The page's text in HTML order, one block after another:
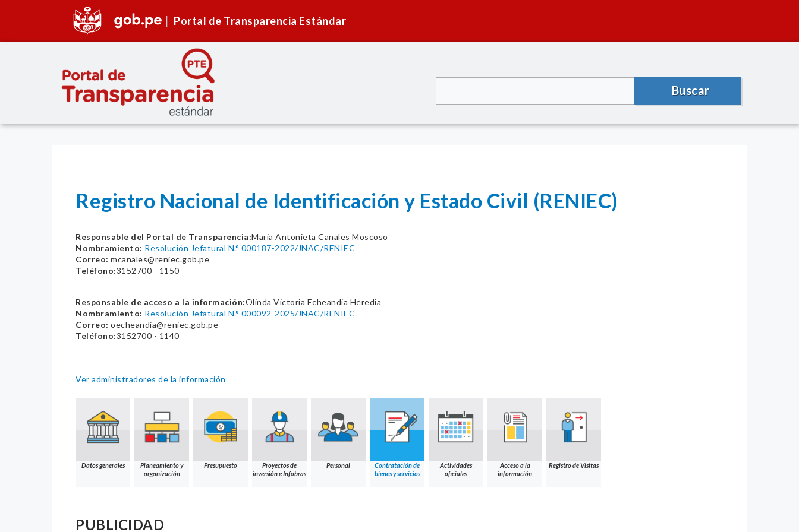
Portal de Transparencia Estándar
Buscar
Registro Nacional de Identificación y Estado Civil (RENIEC)
Responsable del Portal de Transparencia:Maria Antonieta Canales Moscoso
Nombramiento: Resolución Jefatural N.° 000187-2022/JNAC/RENIEC
Correo: mcanales@reniec.gob.pe
Teléfono:3152700 - 1150
Responsable de acceso a la información:Olinda Victoria Echeandia Heredia
Nombramiento: Resolución Jefatural N.° 000092-2025/JNAC/RENIEC
Correo: oecheandia@reniec.gob.pe
Teléfono:3152700 - 1140
Ver administradores de la información
Datos generales
Planeamiento y
organización
Presupuesto
Proyectos de
inversión e Infobras
Personal
Contratación de
bienes y servicios
Actividades
oficiales
Acceso a la
información
Registro de Visitas
PUBLICIDAD